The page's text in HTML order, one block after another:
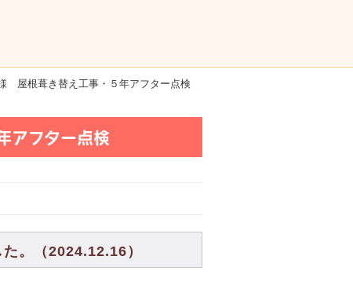
屋根葺き替え工事・５年アフター点検
アフター点検
。（2024.12.16）